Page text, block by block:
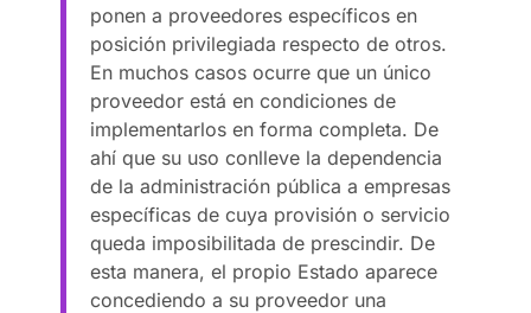
ponen a proveedores específicos en
posición privilegiada respecto de otros.
En muchos casos ocurre que un único
proveedor está en condiciones de
implementarlos en forma completa. De
ahí que su uso conlleve la dependencia
de la administración pública a empresas
específicas de cuya provisión o servicio
queda imposibilitada de prescindir. De
esta manera, el propio Estado aparece
concediendo a su proveedor una